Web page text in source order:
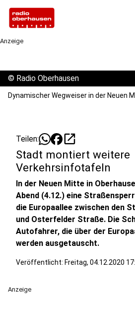
Anzeige
© Radio Oberhausen
Dynamischer Wegweiser in der Neuen
Teilen: open_in_new
Stadt montiert weitere
Verkehrsinfotafeln
In der Neuen Mitte in
Abend (4.12.) eine
die Europaallee zwischen den
und Osterfelder Straße. Die
Autofahrer, die über der
werden ausgetauscht.
Veröffentlicht: Freitag, 04.12.2020
Anzeige